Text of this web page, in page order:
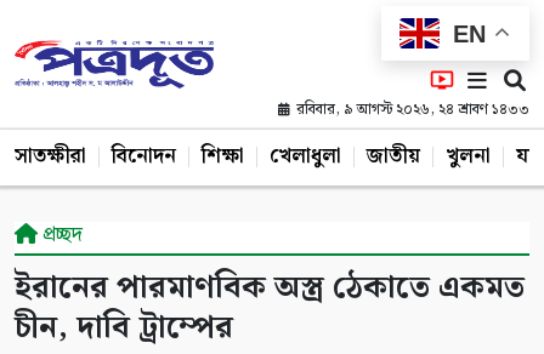
EN
রবিবার, ৯ আগস্ট ২০২৬, ২৪ শ্রাবণ ১৪৩৩
সাতক্ষীরা বিনোদন শিক্ষা খেলাধুলা জাতীয় খুলনা
প্রচ্ছদ
ইরানের পারমাণবিক অস্ত্র ঠেকাতে একমত
চীন, দাবি ট্রাম্পের